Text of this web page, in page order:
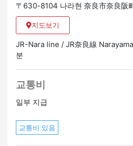
〒630-8104 나라현 奈良市奈良阪
지도보기
JR-Nara line / JR奈良線
분
교통비
일부 지급
교통비 있음